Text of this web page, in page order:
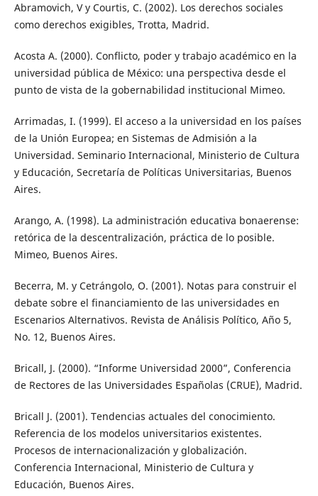
Abramovich, V y Courtis, C. (2002). Los derechos sociales
como derechos exigibles, Trotta, Madrid.
Acosta A. (2000). Conflicto, poder y trabajo académico en la
universidad pública de México: una perspectiva desde el
punto de vista de la gobernabilidad institucional Mimeo.
Arrimadas, I. (1999). El acceso a la universidad en los países
de la Unión Europea; en Sistemas de Admisión a la
Universidad. Seminario Internacional, Ministerio de Cultura
y Educación, Secretaría de Políticas Universitarias, Buenos
Aires.
Arango, A. (1998). La administración educativa bonaerense:
retórica de la descentralización, práctica de lo posible.
Mimeo, Buenos Aires.
Becerra, M. y Cetrángolo, O. (2001). Notas para construir el
debate sobre el financiamiento de las universidades en
Escenarios Alternativos. Revista de Análisis Político, Año 5,
No. 12, Buenos Aires.
Bricall, J. (2000). “Informe Universidad 2000”, Conferencia
de Rectores de las Universidades Españolas (CRUE), Madrid.
Bricall J. (2001). Tendencias actuales del conocimiento.
Referencia de los modelos universitarios existentes.
Procesos de internacionalización y globalización.
Conferencia Internacional, Ministerio de Cultura y
Educación, Buenos Aires.